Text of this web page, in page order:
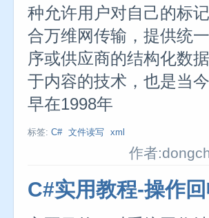
种允许用户对自己的标
合万维网传输，提供统
序或供应商的结构化数
于内容的技术，也是当
早在1998年
标签: C# 文件读写 xml
作者
C#实用教程-操作